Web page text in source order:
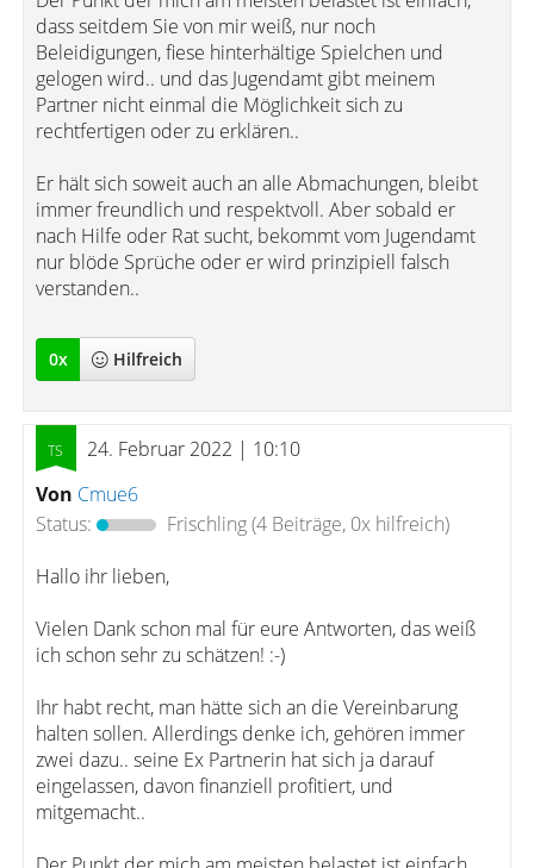
dass seitdem Sie von mir weiß, nur noch
Beleidigungen, fiese hinterhältige Spielchen und
gelogen wird.. und das Jugendamt gibt meinem
Partner nicht einmal die Möglichkeit sich zu
rechtfertigen oder zu erklären..
Er hält sich soweit auch an alle Abmachungen, bleibt
immer freundlich und respektvoll. Aber sobald er
nach Hilfe oder Rat sucht, bekommt vom Jugendamt
nur blöde Sprüche oder er wird prinzipiell falsch
verstanden..
0x Hilfreich
24. Februar 2022 | 10:10
Von Cmue6
Status:
Frischling(4 Beiträge, 0x hilfreich)
Hallo ihr lieben,
Vielen Dank schon mal für eure Antworten, das weiß
ich schon sehr zu schätzen! :-)
Ihr habt recht, man hätte sich an die Vereinbarung
halten sollen. Allerdings denke ich, gehören immer
zwei dazu.. seine Ex Partnerin hat sich ja darauf
eingelassen, davon finanziell profitiert, und
mitgemacht..